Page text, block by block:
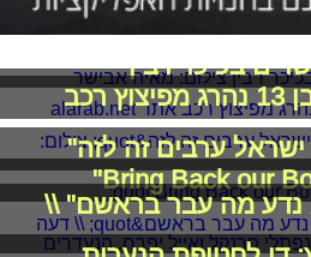
בכיכר רבין
רכב
ערבים זה לזה"
נדע מה עבר בראשם" \\